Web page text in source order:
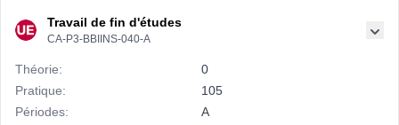
Travail de fin d'études
CA-P3-BBIINS-040-A
Théorie:
0
Pratique:
105
Périodes:
A